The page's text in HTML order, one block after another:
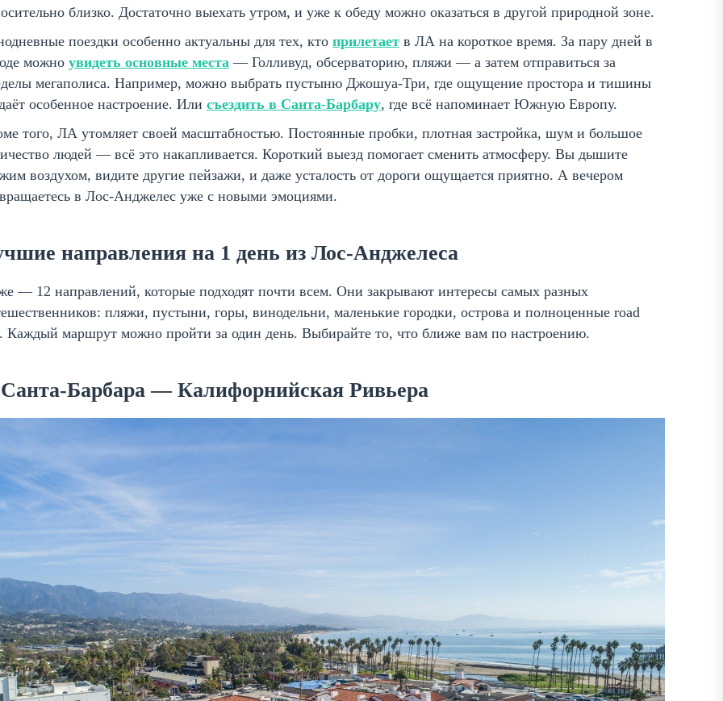
близко. Достаточно выехать утром, и уже к обеду можно оказаться в другой природной зоне.
поездки особенно актуальны для тех, кто прилетает в ЛА на короткое время. За пару дней в
можно увидеть основные места — Голливуд, обсерваторию, пляжи — а затем отправиться за
мегаполиса. Например, можно выбрать пустыню Джошуа-Три, где ощущение простора и тишины
особенное настроение. Или съездить в Санта-Барбару, где всё напоминает Южную Европу.
того, ЛА утомляет своей масштабностью. Постоянные пробки, плотная застройка, шум и большое
людей — всё это накапливается. Короткий выезд помогает сменить атмосферу. Вы дышите
воздухом, видите другие пейзажи, и даже усталость от дороги ощущается приятно. А вечером
в Лос-Анджелес уже с новыми эмоциями.
направления на 1 день из Лос-Анджелеса
— 12 направлений, которые подходят почти всем. Они закрывают интересы самых разных
пляжи, пустыни, горы, винодельни, маленькие городки, острова и полноценные road
Каждый маршрут можно пройти за один день. Выбирайте то, что ближе вам по настроению.
Барбара — Калифорнийская Ривьера